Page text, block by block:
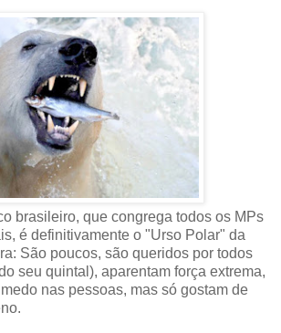
brasileiro, que congrega todos os MPs
é definitivamente o "Urso Polar" da
São poucos, são queridos por todos
seu quintal), aparentam força extrema,
nas pessoas, mas só gostam de